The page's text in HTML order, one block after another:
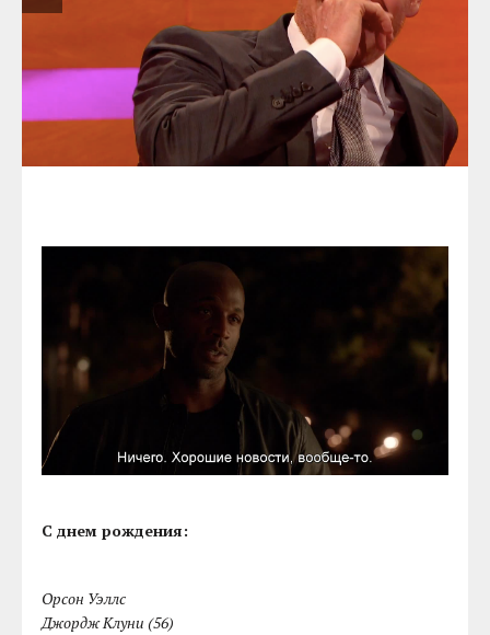
С днем рождения:
Орсон Уэллс
Джордж Клуни (56)